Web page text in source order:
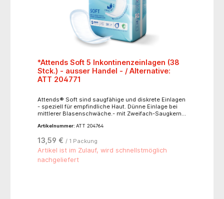
*Attends Soft 5 Inkontinenzeinlagen (38
Stck.) - ausser Handel - / Alternative:
ATT 204771
Attends® Soft sind saugfähige und diskrete Einlagen
- speziell für empfindliche Haut. Dünne Einlage bei
mittlerer Blasenschwäche.- mit Zweifach-Saugkern
anatomisch geformter Saugkern für eine bequeme
Unterwäsche zu befestigen- die weiße Rückseite ist
100% atmungsaktiv- extra weiche Vliesoberfläche-
dermatologisch bestätigte Hautfreundlichkeit-
Einzelverpackt- Produktlänge: 47,5 cm
Artikelnummer: ATT 204764
13,59 € / 1 Packung
Artikel ist im Zulauf, wird schnellstmöglich
nachgeliefert